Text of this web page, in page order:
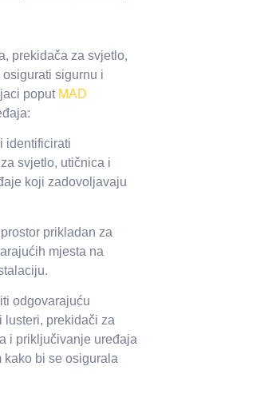
prekidača za svjetlo,
sigurnu i
poput MAD
identificirati
svjetlo, utičnica i
koji zadovoljavaju
prikladan za
mjesta na
odgovarajuću
lusteri, prekidači za
i priključivanje uređaja
kako bi se osigurala